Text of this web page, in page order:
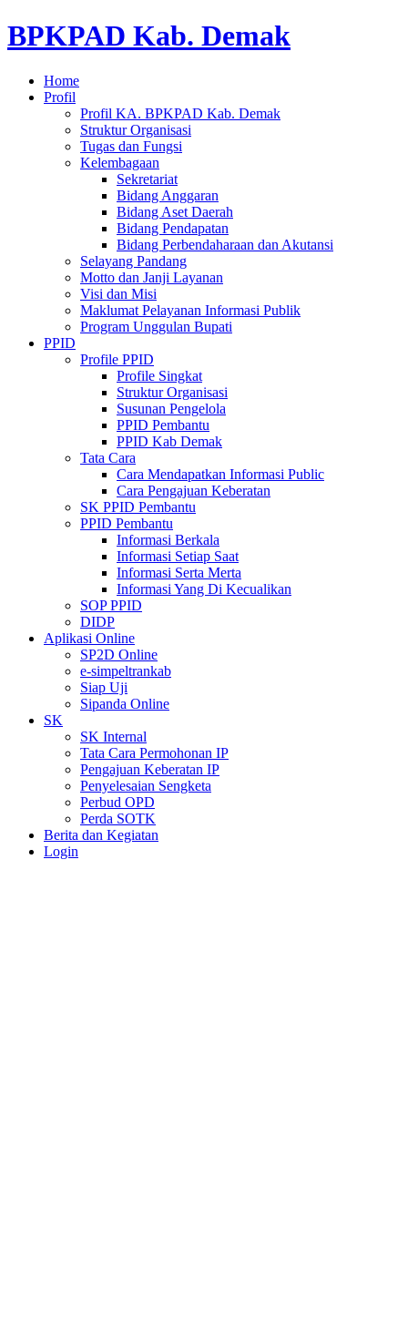
BPKPAD Kab. Demak
Home
Profil
Profil KA. BPKPAD Kab. Demak
Struktur Organisasi
Tugas dan Fungsi
Kelembagaan
Sekretariat
Bidang Anggaran
Bidang Aset Daerah
Bidang Pendapatan
Bidang Perbendaharaan dan Akutansi
Selayang Pandang
Motto dan Janji Layanan
Visi dan Misi
Maklumat Pelayanan Informasi Publik
Program Unggulan Bupati
PPID
Profile PPID
Profile Singkat
Struktur Organisasi
Susunan Pengelola
PPID Pembantu
PPID Kab Demak
Tata Cara
Cara Mendapatkan Informasi Public
Cara Pengajuan Keberatan
SK PPID Pembantu
PPID Pembantu
Informasi Berkala
Informasi Setiap Saat
Informasi Serta Merta
Informasi Yang Di Kecualikan
SOP PPID
DIDP
Aplikasi Online
SP2D Online
e-simpeltrankab
Siap Uji
Sipanda Online
SK
SK Internal
Tata Cara Permohonan IP
Pengajuan Keberatan IP
Penyelesaian Sengketa
Perbud OPD
Perda SOTK
Berita dan Kegiatan
Login